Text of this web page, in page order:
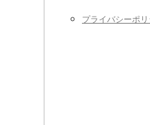
プライバシーポリ